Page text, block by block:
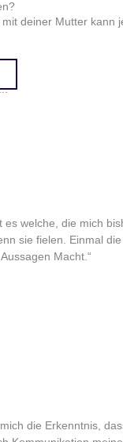
deiner Mutter kann
es welche, die mich
sie fielen. Einmal
Macht.“
die Erkenntnis,